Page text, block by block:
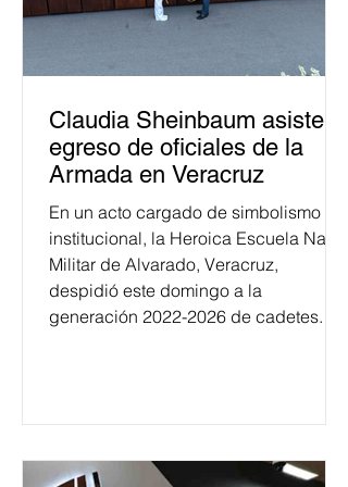
Claudia Sheinbaum asiste a
egreso de oficiales de la
Armada en Veracruz
En un acto cargado de simbolismo
institucional, la Heroica Escuela Naval
Militar de Alvarado, Veracruz,
despidió este domingo a la
generación 2022-2026 de cadetes.